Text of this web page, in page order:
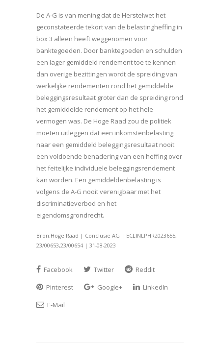
De A-G is van mening dat de Herstelwet het
geconstateerde tekort van de belastingheffing in
box 3 alleen heeft weggenomen voor
banktegoeden. Door banktegoeden en schulden
een lager gemiddeld rendement toe te kennen
dan overige bezittingen wordt de spreiding van
werkelijke rendementen rond het gemiddelde
beleggingsresultaat groter dan de spreiding rond
het gemiddelde rendement op het hele
vermogen was. De Hoge Raad zou de politiek
moeten uitleggen dat een inkomstenbelasting
naar een gemiddeld beleggingsresultaat nooit
een voldoende benadering van een heffing over
het feitelijke individuele beleggingsrendement
kan worden. Een gemiddeldenbelasting is
volgens de A-G nooit verenigbaar met het
discriminatieverbod en het
eigendomsgrondrecht.
Bron:Hoge Raad | Conclusie AG | ECLINLPHR2023655,
23/00653,23/00654 | 31-08-2023
Facebook Twitter
Reddit
Pinterest
Google+
LinkedIn
E-Mail